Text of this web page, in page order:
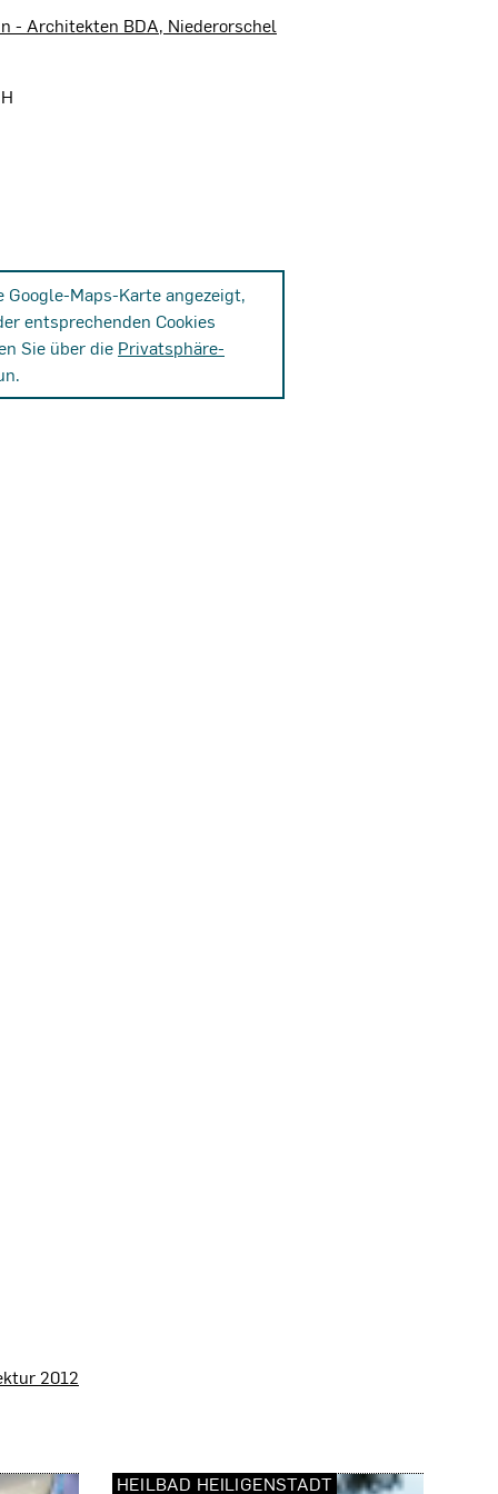
- Architekten BDA, Niederorschel
Maps-Karte angezeigt,
entsprechenden Cookies
Sie über die Privatsphäre-
2012
HEILBAD HEILIGENSTADT